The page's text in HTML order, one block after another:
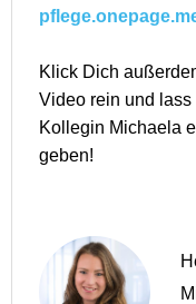
Klick Dich
Video rein und
Kollegin Michaela
geben!